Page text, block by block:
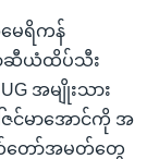
ေရိကန်
ာဆီယံထိပ်သီး
အမျိုးသား
ဇင်မာအောင်ကို အ
တော်အမတ်တွေ